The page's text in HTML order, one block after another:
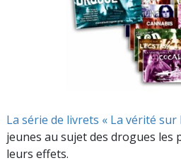
La série de livrets « La vérité sur
jeunes au sujet des drogues les
leurs effets.